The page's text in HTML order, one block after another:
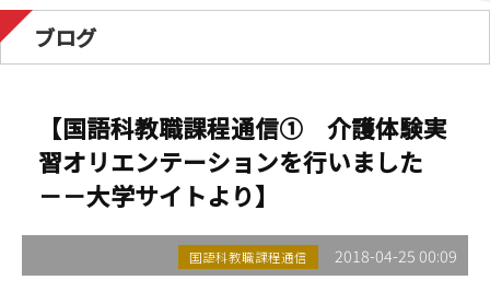
ブログ
【国語科教職課程通信① 介護体験実
習オリエンテーションを行いました
－－大学サイトより】
国語科教職課程通信 2018-04-25 00:09